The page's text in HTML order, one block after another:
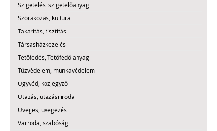
Szigetelés, szigetelőanyag
Szórakozás, kultúra
Takarítás, tisztítás
Társasházkezelés
Tetőfedés, Tetőfedő anyag
Tűzvédelem, munkavédelem
Ügyvéd, közjegyző
Utazás, utazási iroda
Üveges, üvegezés
Varroda, szabóság